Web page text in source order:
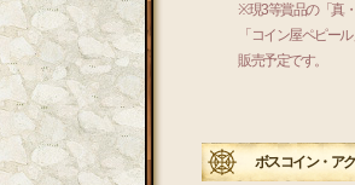
※現3等賞品の「真
「コイン屋ペピー
販売予定です。
ボスコイン・ア